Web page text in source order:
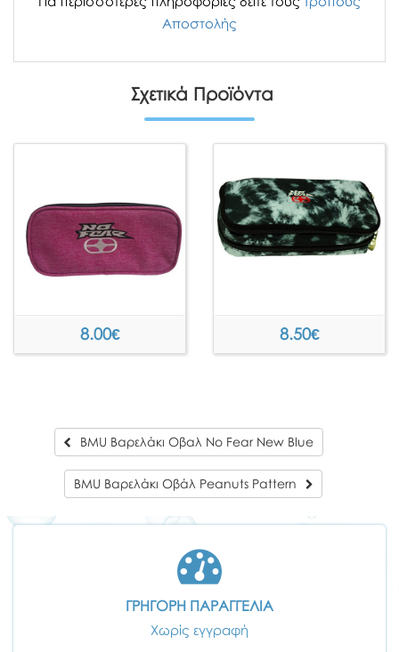
Αποστολής
Σχετικά Προϊόντα
8.00€ 8.50€
BMU Βαρελάκι Οβαλ No Fear New Blue
BMU Βαρελάκι Οβάλ Peanuts Pattern
ΓΡΗΓΟΡΗ ΠΑΡΑΓΓΕΛΙΑ
Χωρίς εγγραφή